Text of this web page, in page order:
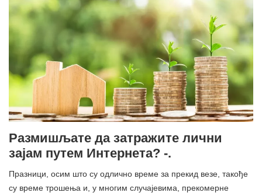
Размишљате да затражите лични
зајам путем Интернета? -.
Празници, осим што су одлично време за прекид везе, такође
су време трошења и, у многим случајевима, прекомерне